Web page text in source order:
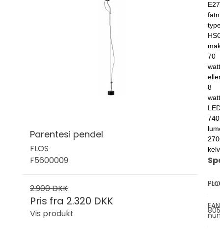
Parentesi pendel
FLOS
F5600009
2.900 DKK
Pris fra 2.320 DKK
Vis produkt
70
watt
8
watt
740
EAN